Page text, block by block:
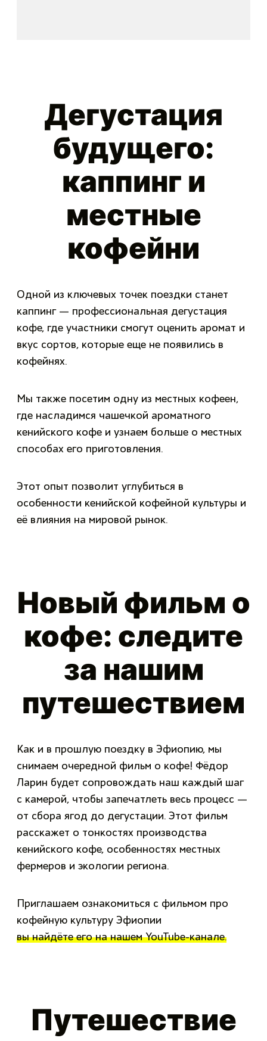
Дегустация
будущего:
каппинг и
местные
кофейни
Одной из ключевых точек поездки станет
каппинг — профессиональная дегустация
кофе, где участники смогут оценить аромат и
вкус сортов, которые еще не появились в
кофейнях.
Мы также посетим одну из местных кофеен,
где насладимся чашечкой ароматного
кенийского кофе и узнаем больше о местных
способах его приготовления.
Этот опыт позволит углубиться в
особенности кенийской кофейной культуры и
её влияния на мировой рынок.
Новый фильм о
кофе: следите
за нашим
путешествием
Как и в прошлую поездку в Эфиопию, мы
снимаем очередной фильм о кофе! Фёдор
Ларин будет сопровождать наш каждый шаг
с камерой, чтобы запечатлеть весь процесс —
от сбора ягод до дегустации. Этот фильм
расскажет о тонкостях производства
кенийского кофе, особенностях местных
фермеров и экологии региона.
Приглашаем ознакомиться с фильмом про
кофейную культуру Эфиопии
вы найдёте его на нашем YouTube-канале.
Путешествие